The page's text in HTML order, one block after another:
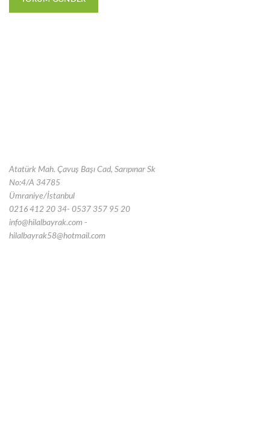
Atatürk Mah. Çavuş Başı Cad, Sarıpınar Sk
No:4/A 34785
Ümraniye/İstanbul
0216 412 20 34- 0537 357 95 20
info@hilalbayrak.com -
hilalbayrak58@hotmail.com